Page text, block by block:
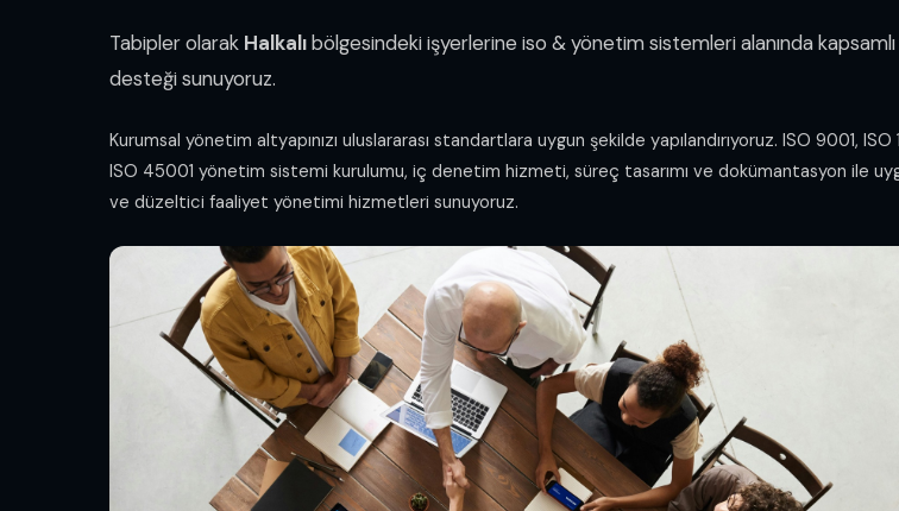
Tabipler olarak Halkalıbölgesindeki işyerlerine iso & yönetim sistemleri alanında kapsamlı
desteği sunuyoruz.
Kurumsal yönetim altyapınızı uluslararası standartlara uygun şekilde yapılandırıyoruz. ISO 9001, ISO
ISO 45001 yönetim sistemi kurulumu, iç denetim hizmeti, süreç tasarımı ve dokümantasyon ile
ve düzeltici faaliyet yönetimi hizmetleri sunuyoruz.